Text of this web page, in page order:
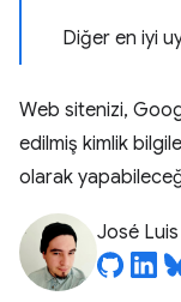
Diğer en iyi
Web sitenizi,
edilmiş kimlik
olarak
José